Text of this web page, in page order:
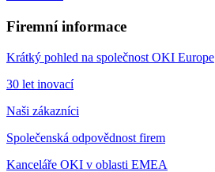
Firemní informace
Krátký pohled na společnost OKI Europe
30 let inovací
Naši zákazníci
Společenská odpovědnost firem
Kanceláře OKI v oblasti EMEA